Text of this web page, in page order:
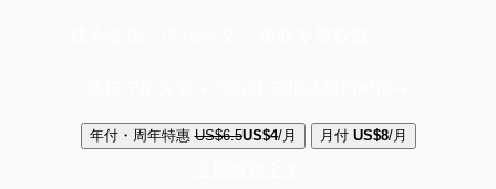
年付・周年特惠 US$6.5US$4/月 月付 US$8/月